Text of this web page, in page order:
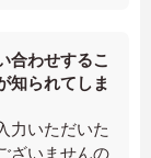
合わせするこ
知られてしま
力いただいた
ざいませんの